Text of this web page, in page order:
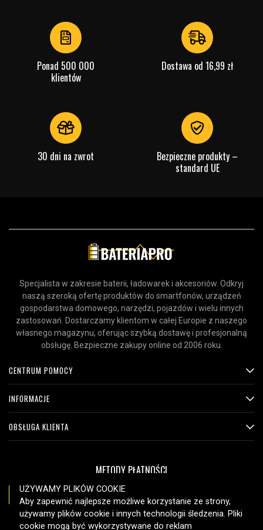
Ponad 500 000
klientów
Dostawa od 16,99 zł
30 dni na zwrot
Bezpieczne produkty –
standard UE
Specjalista w zakresie baterii, ładowarek i akcesoriów. Odkryj
naszą szeroką ofertę produktów do smartfonów, urządzeń
gospodarstwa domowego, narzędzi, pojazdów i wielu innych
zastosowań. Dostarczamy klientom w całej Europie z naszego
własnego magazynu, oferując szybką dostawę i profesjonalną
obsługę. Bezpieczne zakupy online od 2006 roku.
CENTRUM POMOCY
INFORMACJE
OBSŁUGA KLIENTA
METODY PŁATNOŚCI
UŻYWAMY PLIKÓW COOKIE
Aby zapewnić najlepsze możliwe korzystanie ze strony,
używamy plików cookie i innych technologii śledzenia. Pliki
cookie mogą być wykorzystywane do reklam